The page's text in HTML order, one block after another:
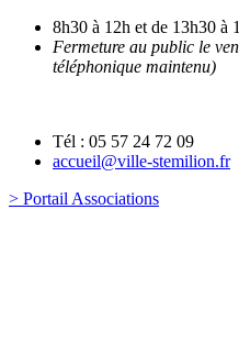
8h30 à 12h et de 13h30 à
Fermeture au public le
téléphonique maintenu)
Tél : 05 57 24 72 09
accueil@ville-stemilion.fr
> Portail Associations